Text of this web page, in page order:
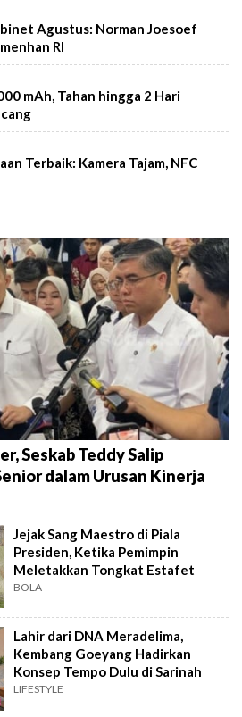
Agustus: Norman Joesoef
RI
mAh, Tahan hingga 2 Hari
Terbaik: Kamera Tajam, NFC
Seskab Teddy Salip
dalam Urusan Kinerja
Jejak Sang Maestro di Piala
Presiden, Ketika Pemimpin
Meletakkan Tongkat Estafet
BOLA
Lahir dari DNA Meradelima,
Kembang Goeyang Hadirkan
Konsep Tempo Dulu di Sarinah
LIFESTYLE